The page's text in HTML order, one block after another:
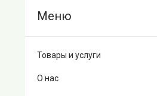
Товары и услуги
О нас